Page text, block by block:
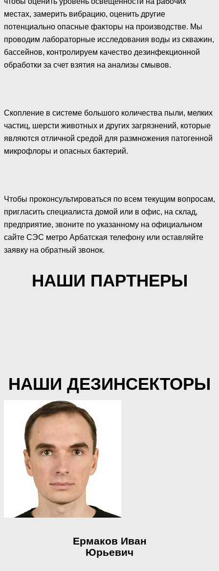
местах, замерить вибрацию, оценить другие
потенциально опасные факторы на производстве. Мы
проводим лабораторные исследования воды из скважин,
бассейнов, контролируем качество дезинфекционной
обработки за счет взятия на анализы смывов.
Скопление в системе большого количества пыли, мелких
частиц, шерсти животных и других загрязнений, которые
являются отличной средой для размножения патогенной
микрофлоры и опасных бактерий.
Чтобы проконсультироваться по всем текущим вопросам,
пригласить специалиста домой или в офис, на склад,
предприятие, звоните по указанному на официальном
сайте СЭС метро Арбатская телефону или оставляйте
заявку на обратный звонок.
НАШИ ПАРТНЕРЫ
НАШИ ДЕЗИНСЕКТОРЫ
Ермаков Иван
Юрьевич